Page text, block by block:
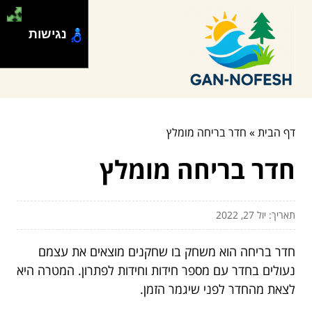
דף הבית» חדר בריחה מומלץ
חדר בריחה מומלץ
תאריך: יול 27, 2022
חדר בריחה הוא משחק בו שחקנים מוצאים את עצמם
נעולים בחדר עם מספר חידות וחידות לפתרון. המטרה היא
לצאת מהחדר לפני שיגמר הזמן.
נגישות